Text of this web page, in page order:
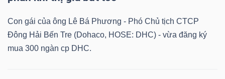
Con gái của ông Lê Bá Phương - Phó Chủ tịch CTCP
Đông Hải Bến Tre (Dohaco, HOSE: DHC) - vừa đăng ký
mua 300 ngàn cp DHC.